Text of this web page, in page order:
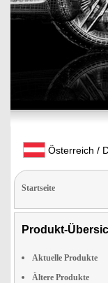
Österreich /
Startseite
Produkt-
Aktuelle Produkte
Ältere Produkte